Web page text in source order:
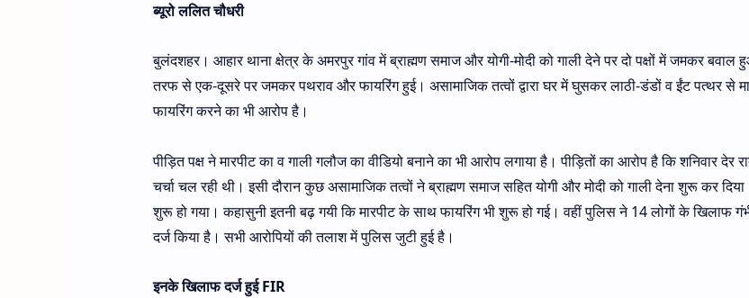
ब्यूरो ललित चौधरी
बुलंदशहर। आहार थाना क्षेत्र के अमरपुर गांव में ब्राह्मण समाज और योगी-मोदी को गाली देने पर दो पक्षों में जमकर बवाल
तरफ से एक-दूसरे पर जमकर पथराव और फायरिंग हुई। असामाजिक तत्वों द्वारा घर में घुसकर लाठी-डंडों व ईंट पत्थर से
फायरिंग करने का भी आरोप है।
पीड़ित पक्ष ने मारपीट का व गाली गलौज का वीडियो बनाने का भी आरोप लगाया है। पीड़ितों का आरोप है कि शनिवार देर
चर्चा चल रही थी। इसी दौरान कुछ असामाजिक तत्वों ने ब्राह्मण समाज सहित योगी और मोदी को गाली देना शुरू कर
शुरू हो गया। कहासुनी इतनी बढ़ गयी कि मारपीट के साथ फायरिंग भी शुरू हो गई। वहीं पुलिस ने 14 लोगों के खिलाफ
दर्ज किया है। सभी आरोपियों की तलाश में पुलिस जुटी हुई है।
इनके खिलाफ दर्ज हुई FIR